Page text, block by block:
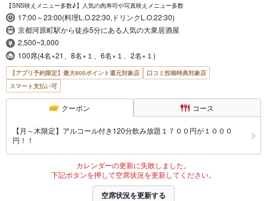
【SNS映えメニュー多数♪】人気の肉寿司や写真映えメニュー多数
17:00～23:00(料理L.O.22:30,ドリンクL.O.22:30)
京都河原町駅から徒歩5分にある人気の大衆居酒屋
2,500~3,000
100席(4名×21、8名×１、6名×１、2名×１)
【アプリ予約限定】最大800ポイント還元対象店
口コミ投稿特典対象店
スマート支払い可
クーポン コース
【月～木限定】アルコール付き120分飲み放題１７００円が１０００
円！！
カレンダーの更新に失敗しました。
下記ボタンを押して空席状況を更新してください。
空席状況を更新する